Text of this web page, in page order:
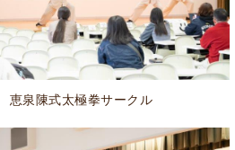
恵泉陳式太極拳サークル